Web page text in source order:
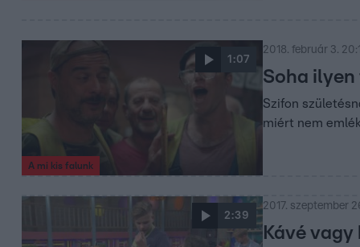
1:07
A mi kis falunk
2018. február 3.
Soha
Szifon
miért nem
2:39
2017. szeptember
Kávé